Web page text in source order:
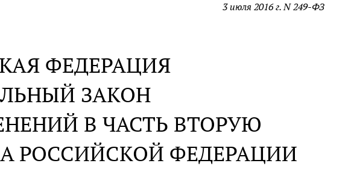
3 июля 2016 г. N 249-ФЗ
ФЕДЕРАЦИЯ
ЗАКОН
В ЧАСТЬ ВТОРУЮ
РОССИЙСКОЙ ФЕДЕРАЦИИ